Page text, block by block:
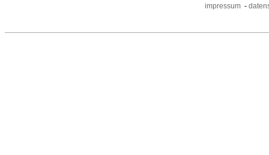
impressum -